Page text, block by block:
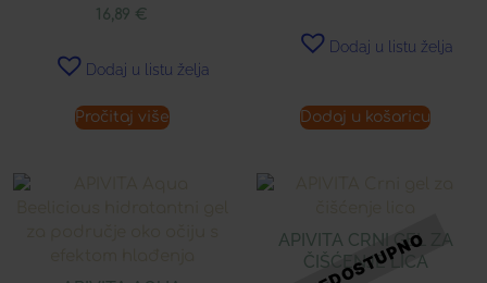
16,89 €
Dodaj u listu želja
Pročitaj više
Dodaj u listu želja
Dodaj u košaricu
APIVITA CRNI GEL ZA
ČIŠĆENJE LICA